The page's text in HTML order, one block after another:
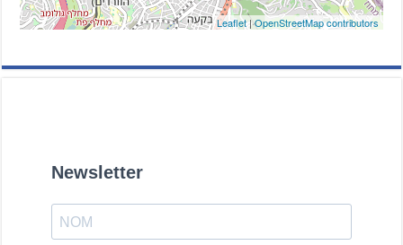
Leaflet|OpenStreetMap contributors